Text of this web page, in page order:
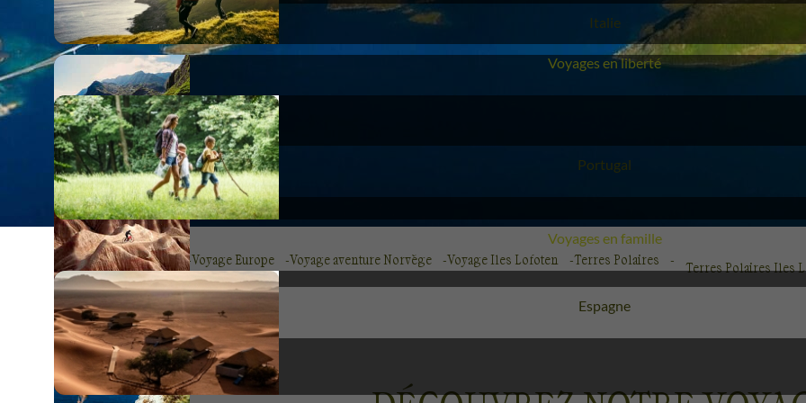
Voyage
Italie
Voyage
Portugal
Voyage
Espagne
Voyages en liberté
Voyages en famille
Voyage Europe Voyage aventure Norvège Voyage Iles Lofoten Terres Polaires
Terres Polaires Iles